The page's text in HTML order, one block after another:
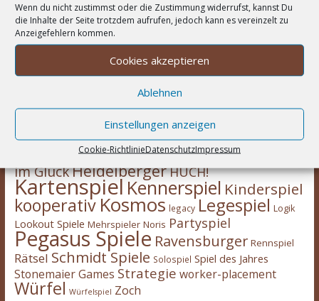
Wenn du nicht zustimmst oder die Zustimmung widerrufst, kannst Du
die Inhalte der Seite trotzdem aufrufen, jedoch kann es vereinzelt zu
Anzeigefehlern kommen.
Cookies akzeptieren
Ablehnen
Einstellungen anzeigen
Cookie-RichtlinieDatenschutzImpressum
Wortwolke
2-Spieler Asmodee
Berichte Days of Wonder Deckbau
eggertspiele Eisenbahn Engine Erweiterung Escape Room
FamilienspielFeuerland
im GlückHeidelbergerHUCH!
Kartenspiel Kennerspiel Kinderspiel
kooperativ Kosmos legacy Legespiel Logik
Lookout Spiele Mehrspieler Noris Partyspiel
Pegasus Spiele Ravensburger Rennspiel
Rätsel Schmidt Spiele Solospiel Spiel des Jahres
Stonemaier Games Strategie worker-placement
Würfel Würfelspiel Zoch